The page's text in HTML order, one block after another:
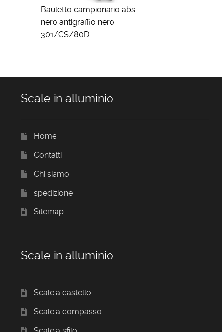
Bauletto campionario abs
nero antigraffio nero
301/CS/80D
Scale in alluminio
Home
Contatti
Chi siamo
spedizione
Sitemap
Scale in alluminio
Scale a castello
Scale a compasso